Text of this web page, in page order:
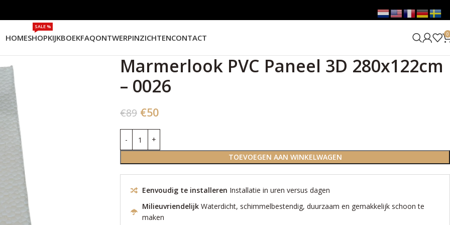
HOMESHOP
SALE %
KIJKBOEKFAQONTWERPINZICHTENCONTACT 0
Marmerlook PVC Paneel 3D 280x122cm
– 0026
€89 €50
TOEVOEGEN AAN WINKELWAGEN
Eenvoudig te installeren Installatie in uren versus dagen
Milieuvriendelijk Waterdicht, schimmelbestendig, duurzaam en gemakkelijk schoon te
maken